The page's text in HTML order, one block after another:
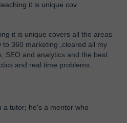
it is unique cov
it is unique covers all the areas
360 marketing ,cleared all my
SEO and analytics and the best
and real time problems.
a tutor; he's a mentor who